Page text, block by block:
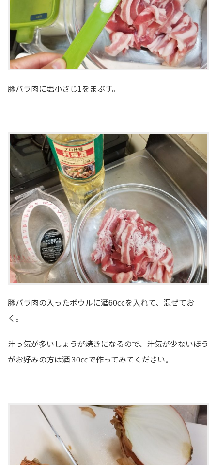
豚バラ肉に塩小さじ1をまぶす。
豚バラ肉の入ったボウルに酒60ccを入れて、混ぜてお
く。
汁っ気が多いしょうが焼きになるので、汁気が少ないほう
がお好みの方は酒 30㏄で作ってみてください。